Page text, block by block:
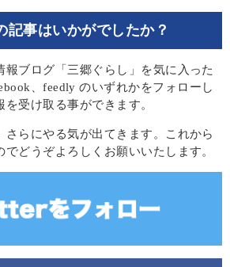
記事はいかがでしたか？
報ブログ「三郷ぐらし」を気に入った
、feedly のいずれかをフォローし
受け取る事ができます。
さらにやる気が出てきます。これから
でどうぞよろしくお願いいたします。